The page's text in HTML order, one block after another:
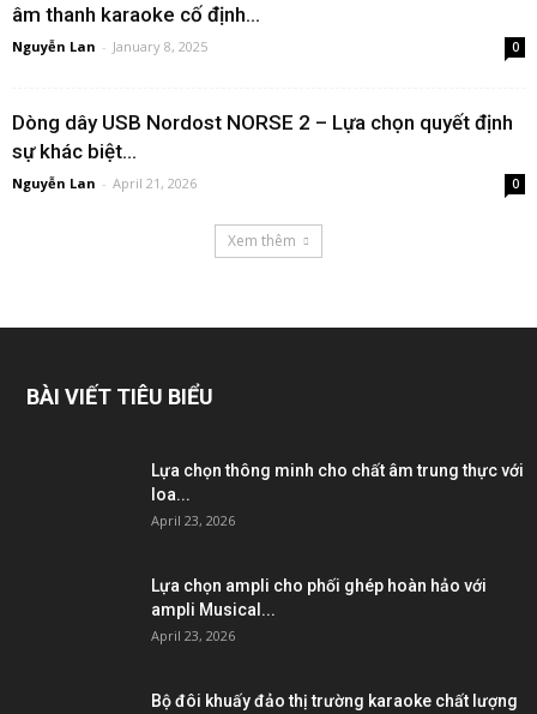
âm thanh karaoke cố định...
Nguyễn Lan - January 8, 2025 0
Dòng dây USB Nordost NORSE 2 – Lựa chọn quyết định
sự khác biệt...
Nguyễn Lan - April 21, 2026 0
Xem thêm
BÀI VIẾT TIÊU BIỂU
Lựa chọn thông minh cho chất âm trung thực với
loa...
April 23, 2026
Lựa chọn ampli cho phối ghép hoàn hảo với
ampli Musical...
April 23, 2026
Bộ đôi khuấy đảo thị trường karaoke chất lượng